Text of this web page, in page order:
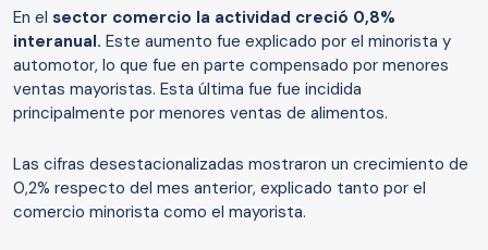
En el sector comercio la actividad creció 0,8%
interanual. Este aumento fue explicado por el minorista y
automotor, lo que fue en parte compensado por menores
ventas mayoristas. Esta última fue fue incidida
principalmente por menores ventas de alimentos.
Las cifras desestacionalizadas mostraron un crecimiento de
0,2% respecto del mes anterior, explicado tanto por el
comercio minorista como el mayorista.